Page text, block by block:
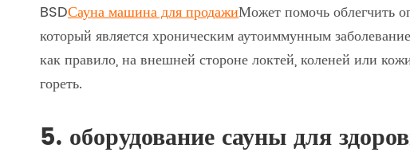
BSDСауна машина для продажиМожет помочь облегчить
который является хроническим аутоиммунным
как правило, на внешней стороне локтей, коленей или
гореть.
5. оборудование сауны для